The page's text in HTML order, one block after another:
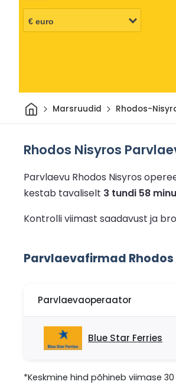
Avaleht
Marsruudid Rhodos-
Rhodos Nisyros
Parvlaevu Rhodos Nisyros
kestab tavaliselt 3 tundi 58
Kontrolli viimast saadavust ja
Parvlaevafirmad Rhodos
Parvlaevaoperaator
Blue Star Ferries
*Keskmine hind põhineb viimase